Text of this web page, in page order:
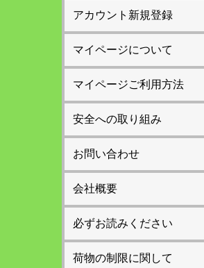
アカウント新規登録
マイページについて
マイページご利用方法
安全への取り組み
お問い合わせ
会社概要
必ずお読みください
荷物の制限に関して